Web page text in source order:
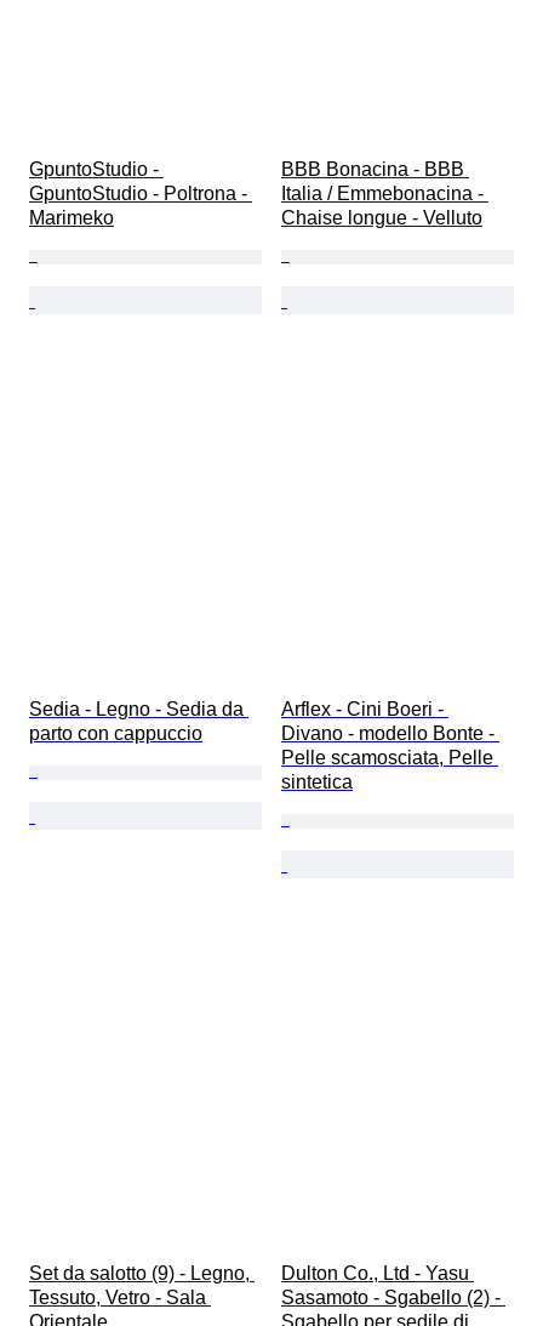
GpuntoStudio -
GpuntoStudio - Poltrona -
Marimeko
BBB Bonacina - BBB
Italia / Emmebonacina -
Chaise longue - Velluto
Sedia - Legno - Sedia da
parto con cappuccio
Arflex - Cini Boeri -
Divano - modello Bonte -
Pelle scamosciata, Pelle
sintetica
Set da salotto (9) - Legno,
Tessuto, Vetro - Sala
Orientale
Dulton Co., Ltd - Yasu
Sasamoto - Sgabello (2) -
Sgabello per sedile di